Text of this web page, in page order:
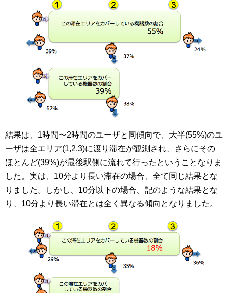
結果は、1時間〜2時間のユーザと同傾向で、大半(55%)のユ
ーザは全エリア(1,2,3)に渡り滞在が観測され、さらにその
ほとんど(39%)が最後駅側に流れて行ったということなりま
した。実は、10分より長い滞在の場合、全て同じ結果とな
りました。しかし、10分以下の場合、記のような結果とな
り、10分より長い滞在とは全く異なる傾向となりました。